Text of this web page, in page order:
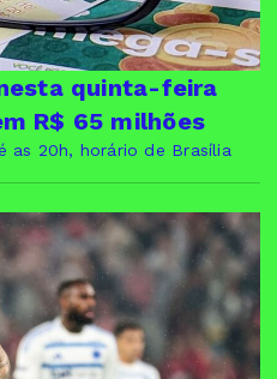
quinta-feira
R$ 65 milhões
as 20h, horário de Brasília